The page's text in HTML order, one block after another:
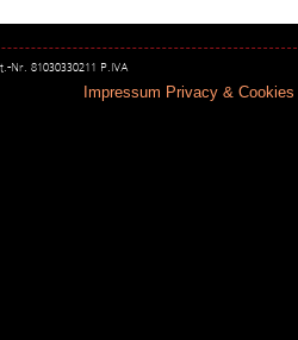
Nr. 81030330211 P.IVA
Impressum Privacy & Cookies